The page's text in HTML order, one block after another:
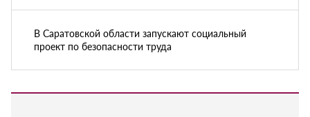
В Саратовской области запускают социальный
проект по безопасности труда